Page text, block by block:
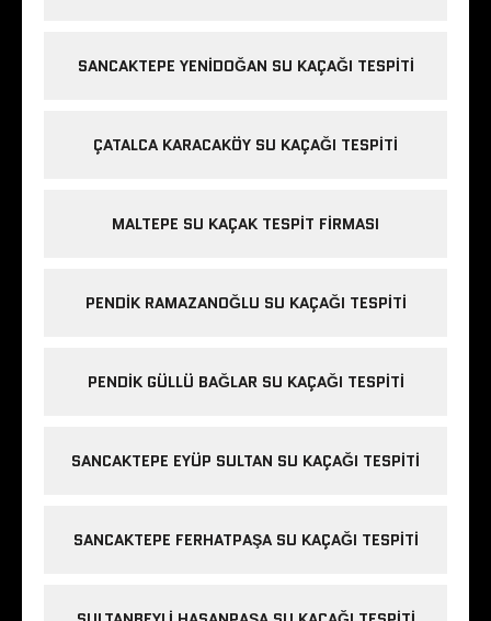
SANCAKTEPE YENIDOĞAN SU KAÇAĞI TESPITI
ÇATALCA KARACAKÖY SU KAÇAĞI TESPITI
MALTEPE SU KAÇAK TESPIT FIRMASI
PENDIK RAMAZANOĞLU SU KAÇAĞI TESPITI
PENDIK GÜLLÜ BAĞLAR SU KAÇAĞI TESPITI
SANCAKTEPE EYÜP SULTAN SU KAÇAĞI TESPITI
SANCAKTEPE FERHATPAŞA SU KAÇAĞI TESPITI